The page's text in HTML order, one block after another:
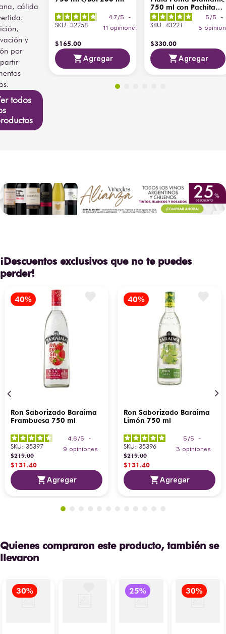
cálida
y
por
todos
4.7/5
-
11 opiniones
SKU: 32258
$165.00
Agregar
750 ml con Pachita
200 ml
5/5
-
5
SKU: 43221
$330.00
Agregar
¡Descuentos exclusivos que no te puedes
perder!
Ron Saborizado Baraima
Frambuesa 750 ml
4.6 /5
-
9 opiniones
SKU: 35397
$219.00
$131.40
Agregar
Ron Saborizado Baraima
Limón 750 ml
5 /5
-
3 opiniones
SKU: 35396
$219.00
$131.40
Agregar
Quienes compraron este producto, también se
llevaron